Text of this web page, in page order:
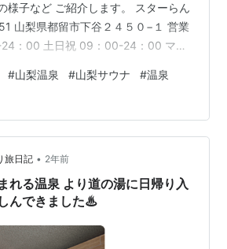
様子など ご紹介します。 スターらん
山梨県都留市下谷２４５０−１ 営業
：00 土日祝 09：00-24：00 マク
まで ブラリと歴史と史跡を散策、 両
く、 都留市まで戻りこちらの施設で
みました。 こちらが入浴料金。 平日
400円 土日祝大人700円・こども
施設が…
#山梨温泉 #山梨サウナ #温泉
旅日記 • 2年前
る温泉 より道の湯に日帰り入
んできました♨